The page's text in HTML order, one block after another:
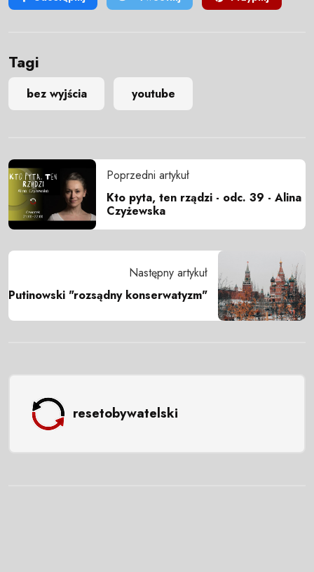
Tagi
bez wyjścia youtube
Poprzedni artykuł
Kto pyta, ten rządzi - odc. 39 - Alina
Czyżewska
Następny artykuł
Putinowski "rozsądny konserwatyzm"
resetobywatelski